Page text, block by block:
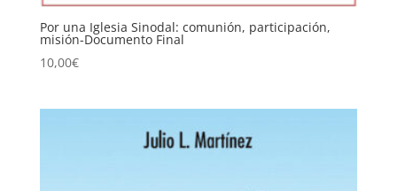
Por una Iglesia Sinodal: comunión, participación,
misión-Documento Final
10,00€